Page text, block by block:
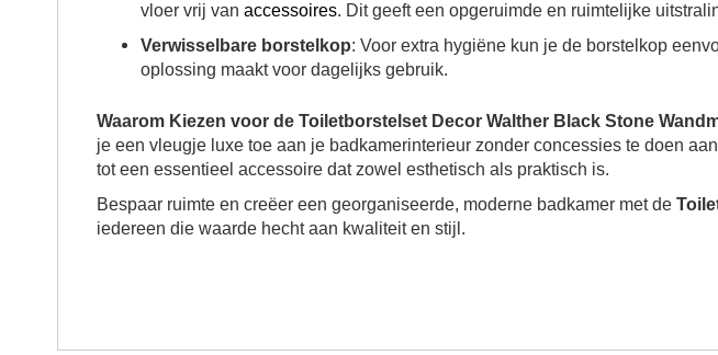
vloer vrij van accessoires. Dit geeft een opgeruimde en ruimtelijke
Verwisselbare borstelkop: Voor extra hygiëne kun je de borstelkop
oplossing maakt voor dagelijks gebruik.
Waarom Kiezen voor de Toiletborstelset Decor Walther Black Stone
je een vleugje luxe toe aan je badkamerinterieur zonder concessies te doen
tot een essentieel accessoire dat zowel esthetisch als praktisch is.
Bespaar ruimte en creëer een georganiseerde, moderne badkamer met de
iedereen die waarde hecht aan kwaliteit en stijl.